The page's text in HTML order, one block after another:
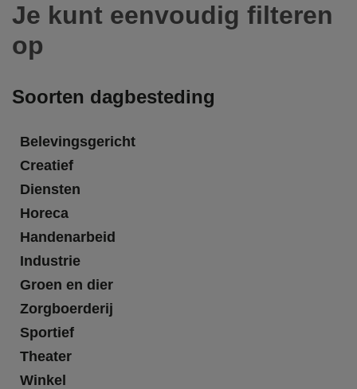
Je kunt eenvoudig filteren
op
Soorten dagbesteding
Belevingsgericht
Creatief
Diensten
Horeca
Handenarbeid
Industrie
Groen en dier
Zorgboerderij
Sportief
Theater
Winkel